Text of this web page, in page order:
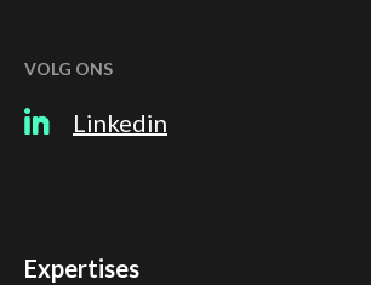
VOLG ONS
Linkedin
Expertises